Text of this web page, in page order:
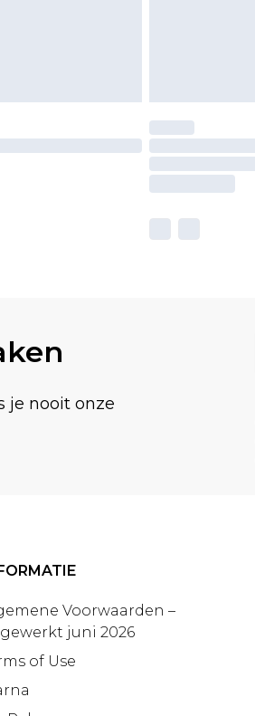
je nooit onze
Voorwaarden –
juni 2026
of Use